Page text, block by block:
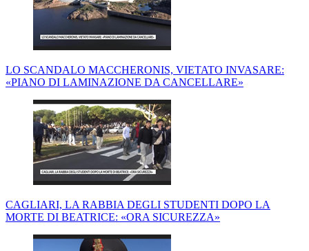
LO SCANDALO MACCHERONIS, VIETATO INVASARE:
«PIANO DI LAMINAZIONE DA CANCELLARE»
CAGLIARI, LA RABBIA DEGLI STUDENTI DOPO LA
MORTE DI BEATRICE: «ORA SICUREZZA»